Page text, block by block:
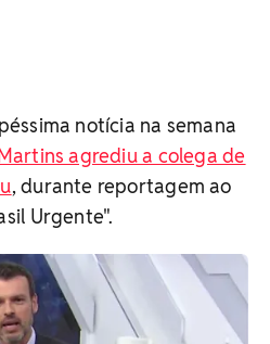
notícia na semana
agrediu a colega de
, durante reportagem ao
Urgente".